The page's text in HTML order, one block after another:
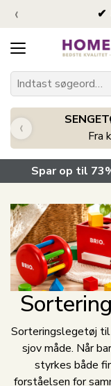
‹
Fra
‹
Spar op til
Sorteringslegetøj
sjov måde. Når
styrkes både
forståelsen for